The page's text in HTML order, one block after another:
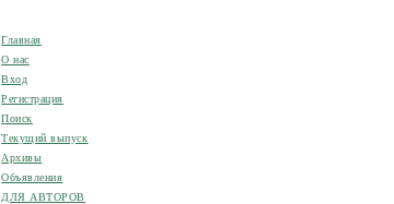
Главная
О нас
Вход
Регистрация
Поиск
Текущий выпуск
Архивы
Объявления
ДЛЯ АВТОРОВ